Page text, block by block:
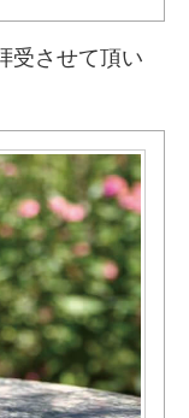
受させて頂い